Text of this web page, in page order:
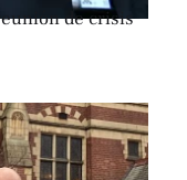
de crisis